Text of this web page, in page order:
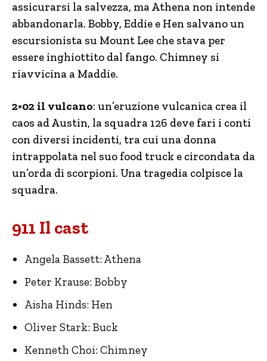
assicurarsi la salvezza, ma Athena non intende
abbandonarla. Bobby, Eddie e Hen salvano un
escursionista su Mount Lee che stava per
essere inghiottito dal fango. Chimney si
riavvicina a Maddie.
2×02 il vulcano: un’eruzione vulcanica crea il
caos ad Austin, la squadra 126 deve fari i conti
con diversi incidenti, tra cui una donna
intrappolata nel suo food truck e circondata da
un’orda di scorpioni. Una tragedia colpisce la
squadra.
911 Il cast
Angela Bassett: Athena
Peter Krause: Bobby
Aisha Hinds: Hen
Oliver Stark: Buck
Kenneth Choi: Chimney